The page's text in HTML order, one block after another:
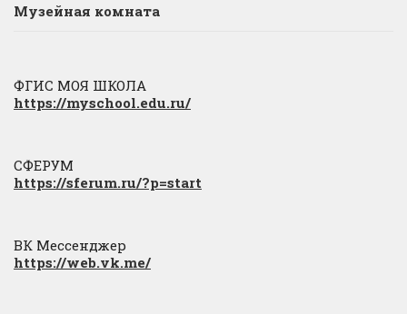
Музейная комната
ФГИС МОЯ ШКОЛА
https://myschool.edu.ru/
СФЕРУМ
https://sferum.ru/?p=start
ВК Мессенджер
https://web.vk.me/